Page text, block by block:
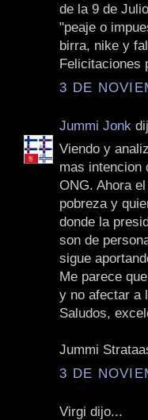
de la 9 de
"peaje o
birra, nike y
Felicitaciones
3 DE
Jummi Jonk
Viendo y
mas intencion
ONG. Ahora
pobreza y
donde la
son de
sigue
Me parece
y no afectar a
Saludos,
Jummi
3 DE
Virgi dijo...